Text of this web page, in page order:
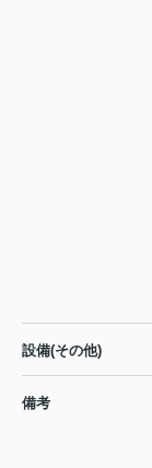
設備(その他)
備考